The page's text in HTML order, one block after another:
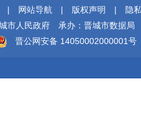
| 网站导航 | 版权声明 |
隐
市人民政府
承办：晋城市数据局
晋公网安备 14050002000001号